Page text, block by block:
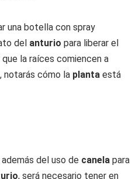
una botella con spray
del anturio para liberar el
la raíces comiencen a
notarás cómo la planta está
del uso de canela para
, será necesario tener en